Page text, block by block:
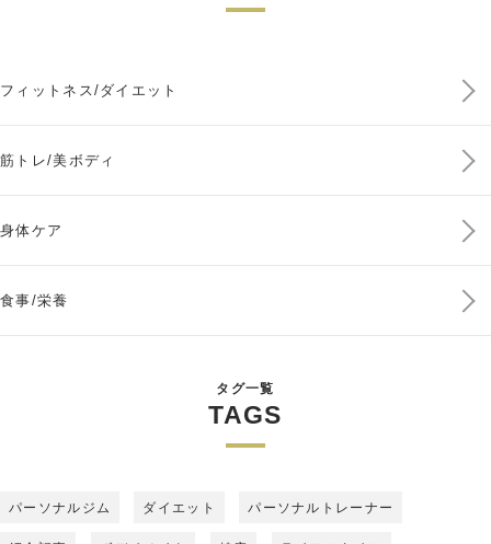
フィットネス/ダイエット
筋トレ/美ボディ
身体ケア
食事/栄養
タグ一覧
TAGS
パーソナルジム ダイエット パーソナルトレーナー